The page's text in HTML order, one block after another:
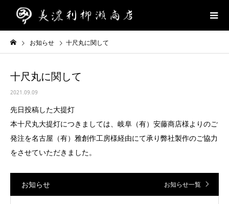
お知らせ 十尺丸に関して
十尺丸に関して
2021.09.09
先日投稿した大提灯
本十尺丸大提灯につきましては、岐阜（有）安藤商店様よりのご
発注を名古屋（有）雅創作工房様経由にて承り弊社製作のご協力
をさせていただきました。
お知らせ お知らせ一覧